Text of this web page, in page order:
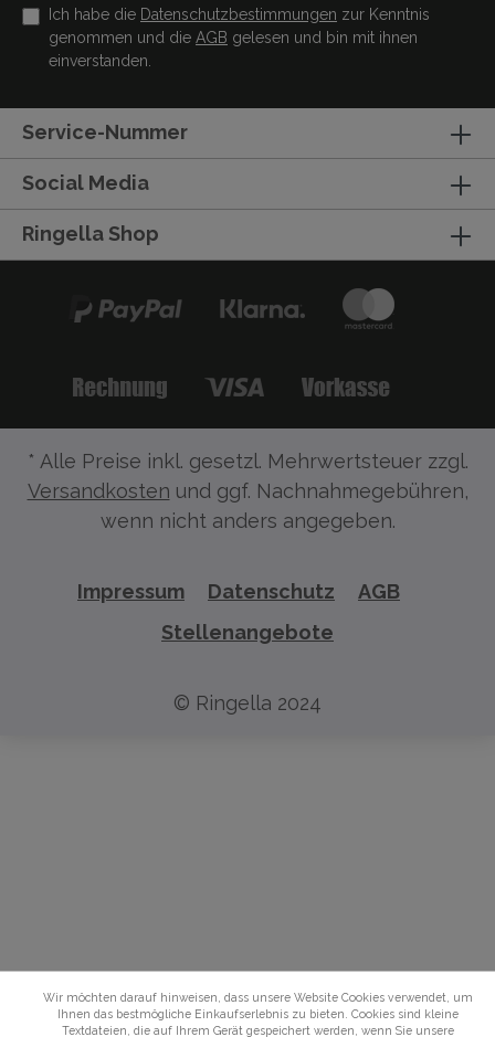
Ich habe die Datenschutzbestimmungen zur Kenntnis
genommen und die AGB gelesen und bin mit ihnen
einverstanden.
Service-Nummer
Social Media
Ringella Shop
* Alle Preise inkl. gesetzl. Mehrwertsteuer zzgl.
Versandkosten und ggf. Nachnahmegebühren,
wenn nicht anders angegeben.
Impressum Datenschutz
AGB
Stellenangebote
© Ringella 2024
Wir möchten darauf hinweisen, dass unsere Website Cookies verwendet, um
Ihnen das bestmögliche Einkaufserlebnis zu bieten. Cookies sind kleine
Textdateien, die auf Ihrem Gerät gespeichert werden, wenn Sie unsere